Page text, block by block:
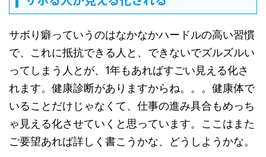
サボり癖っていうのはなかなかハードルの高い習慣
で、これに抵抗できる人と、できないでズルズルい
ってしまう人とが、1年もあればすごい見える化さ
れます。健康診断がありますからね。。。健康体で
いることだけじゃなくて、仕事の進み具合もめっち
ゃ見える化させていくと思っています。ここはまた
ご要望あれば詳しく書こうかな、どうしようかな。